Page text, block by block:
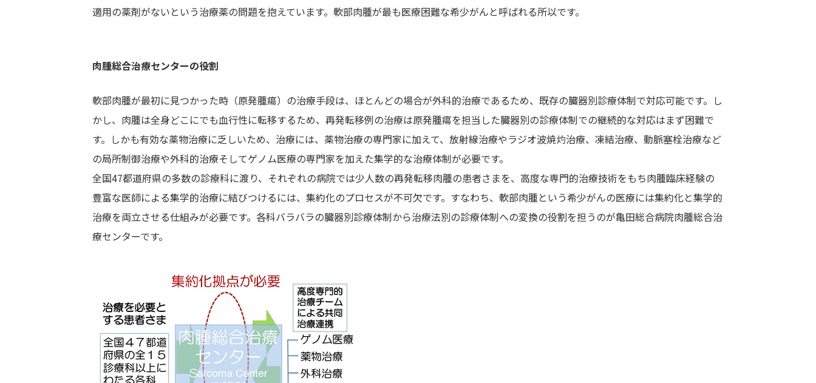
適用の薬剤がないという治療薬の問題を抱えています。軟部肉腫が最も医療困難な希少がんと呼ばれる所以です。
肉腫総合治療センターの役割
軟部肉腫が最初に見つかった時（原発腫瘍）の治療手段は、ほとんどの場合が外科的治療であるため、既存の臓器別診療体制で対応可能です。し
かし、肉腫は全身どこにでも血行性に転移するため、再発転移例の治療は原発腫瘍を担当した臓器別の診療体制での継続的な対応はまず困難で
す。しかも有効な薬物治療に乏しいため、治療には、薬物治療の専門家に加えて、放射線治療やラジオ波焼灼治療、凍結治療、動脈塞栓治療など
の局所制御治療や外科的治療そしてゲノム医療の専門家を加えた集学的な治療体制が必要です。
全国47都道府県の多数の診療科に渡り、それぞれの病院では少人数の再発転移肉腫の患者さまを、高度な専門的治療技術をもち肉腫臨床経験の
豊富な医師による集学的治療に結びつけるには、集約化のプロセスが不可欠です。すなわち、軟部肉腫という希少がんの医療には集約化と集学的
治療を両立させる仕組みが必要です。各科バラバラの臓器別診療体制から治療法別の診療体制への変換の役割を担うのが亀田総合病院肉腫総合治
療センターです。